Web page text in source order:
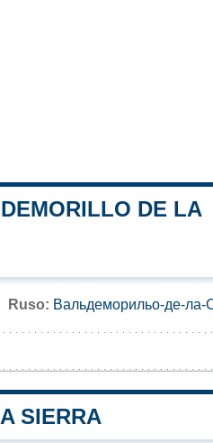
DE LA
Ruso: Вальдеморильо-де-ла-
SIERRA